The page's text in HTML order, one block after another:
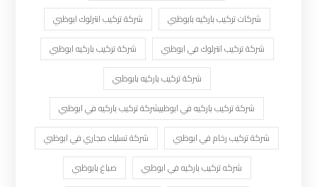
شركات تركيب باركيه بابوظبي
شركة تركيب انترلوك ابوظبي
شركة تركيب انترلوك في ابوظبي
شركة تركيب باركيه ابوظبي
شركة تركيب باركيه بابوظبي
شركة تركيب باركيه في ابوظبيشركة تركيب باركيه في ابوظبي
شركة تركيب رخام في ابوظبي
شركة تسليك مجاري في ابوظبي
شركه تركيب باركيه في ابوظبي
صباغ بابوظبي